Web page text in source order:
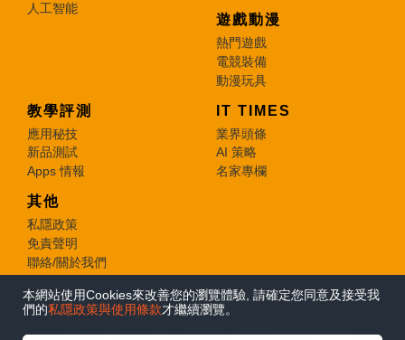
人工智能
遊戲動漫
熱門遊戲
電競裝備
動漫玩具
教學評測
應用秘技
新品測試
Apps 情報
IT TIMES
業界頭條
AI 策略
名家專欄
其他
私隱政策
免責聲明
聯絡/關於我們
© 2026 e-zone. All Rights Reserved.
本網站使用Cookies來改善您的瀏覽體驗, 請確定您同意及接受我
們的私隱政策與使用條款才繼續瀏覽。